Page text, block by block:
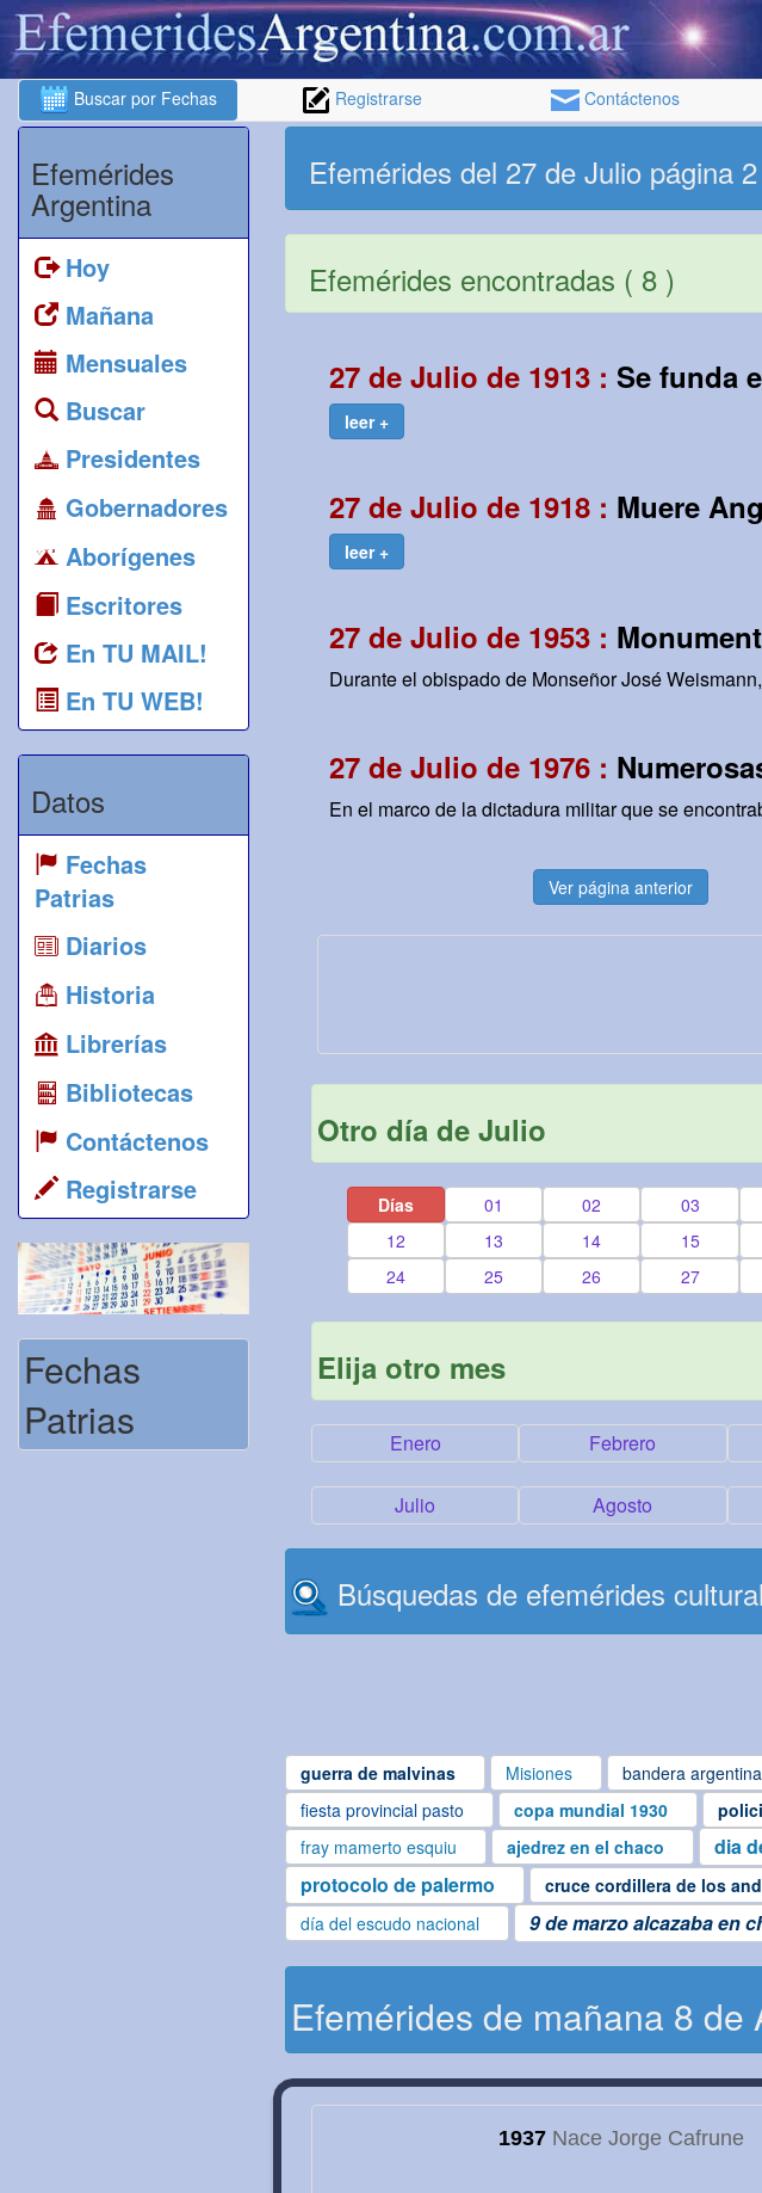
Buscar por Fechas Registrarse Contáctenos
Efemérides
Argentina
Hoy
Mañana
Mensuales
Buscar
Presidentes
Gobernadores
Aborígenes
Escritores
En TU MAIL!
En TU WEB!
Datos
Fechas
Patrias
Diarios
Historia
Librerías
Bibliotecas
Contáctenos
Registrarse
Fechas
Patrias
Efemérides del 27 de Julio página 2
Efemérides encontradas ( 8 )
27 de Julio de 1913 : Se funda
leer +
27 de Julio de 1918 : Muere
leer +
27 de Julio de 1953 :
Durante el obispado de Monseñor José
27 de Julio de 1976 :
En el marco de la dictadura militar que se
Ver página anterior
Otro día de Julio
Días 01 02 03
12
13 14 15
24
25 26 27
Elija otro mes
Enero Febrero
Julio Agosto
Búsquedas de efemérides
guerra de malvinas Misiones bandera argentina
fiesta provincial pasto
copa mundial 1930
fray mamerto esquiu
ajedrez en el chaco dia
protocolo de palermo cruce cordillera de los
día del escudo nacional
9 de marzo alcazaba en
Efemérides de mañana 8 de
1937Nace Jorge Cafrune